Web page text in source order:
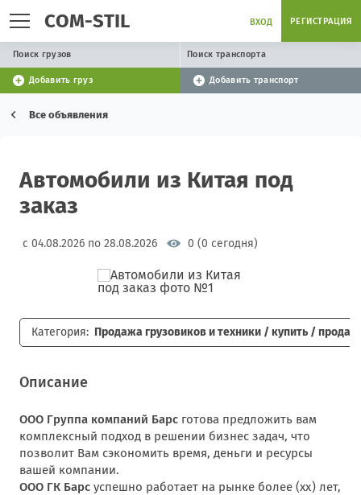
COM-STIL ВХОД РЕГИСТРАЦИЯ
Поиск грузов Поиск транспорта
Добавить груз Добавить транспорт
Все объявления
Автомобили из Китая под
заказ
с 04.08.2026 по 28.08.2026 0 (0 сегодня)
Категория: Продажа грузовиков и техники / купить / продать
Описание
ООО Группа компаний Барс готова предложить вам
комплексный подход в решении бизнес задач, что
позволит Вам сэкономить время, деньги и ресурсы
вашей компании.
ООО ГК Барс успешно работает на рынке более (хх) лет,